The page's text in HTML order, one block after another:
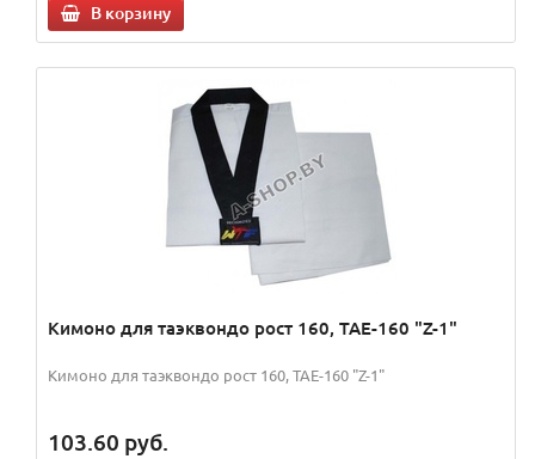
В корзину
Кимоно для таэквондо рост 160, TAE-160 "Z-1"
Кимоно для таэквондо рост 160, TAE-160 "Z-1"
103.60 руб.